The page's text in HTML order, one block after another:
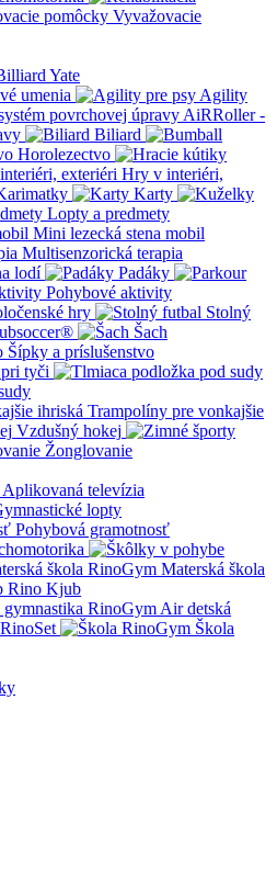
Vyvažovacie
Yate
umenia
Agility
AiRRoller -
Biliard
Horolezectvo
Hry v interiéri,
Karty
Lopty a predmety
Mini lezecká stena mobil
Multisenzorická terapia
lodí
Padáky
Pohybové aktivity
hry
Stolný
Šach
Šípky a príslušenstvo
tyči
Trampolíny pre vonkajšie
Vzdušný hokej
Žonglovanie
Aplikovaná televízia
lopty
Pohybová gramotnosť
Materská škola
Rino Kjub
RinoGym Air detská
RinoSet
Škola